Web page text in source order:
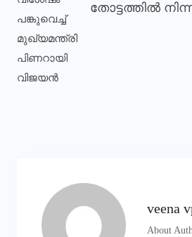
തോട്ടത്തില്‍
veena
About